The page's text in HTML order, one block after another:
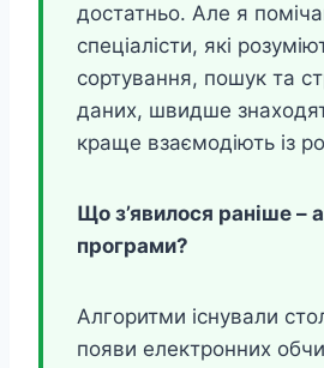
достатньо. Але я
спеціалісти, які
сортування, пошук та
даних, швидше
краще взаємодіють із
Що з’явилося раніше –
програми?
Алгоритми існували
появи електронних